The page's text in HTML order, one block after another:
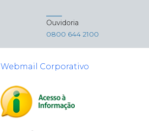
Ouvidoria
0800 644 2100
Webmail Corporativo